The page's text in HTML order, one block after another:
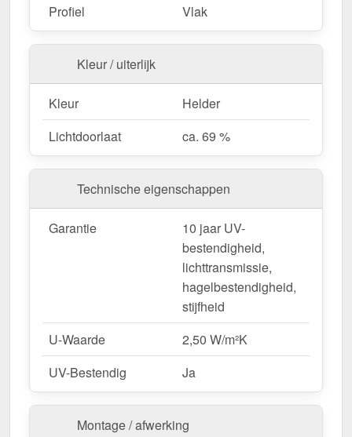
Fietsenstallingen & tuinconstructies
duurzaam.
Bestel nu uw Alumon lichtstraat | Type 1/5 –
Inclusief bevestiging en met 10 jaar UV-
bestendigheid, lichttransmissie,
hagelbestendigheid, stijfheid garantie!
Licht, sterk & duurzaam – perfect voor elk project!
Opgelet:Kopschotten optioneel te bestellen.
Wegens maatwerk / customisatie van herroepingsrecht uitgezonderd
Profiel Vlak
Kleur / uiterlijk
Kleur
Helder
Lichtdoorlaat
ca. 69 %
Technische eigenschappen
Garantie
10 jaar UV-
bestendigheid,
lichttransmissie,
hagelbestendigheid,
stijfheid
U-Waarde
2,50 W/m²K
UV-Bestendig
Ja
Montage / afwerking